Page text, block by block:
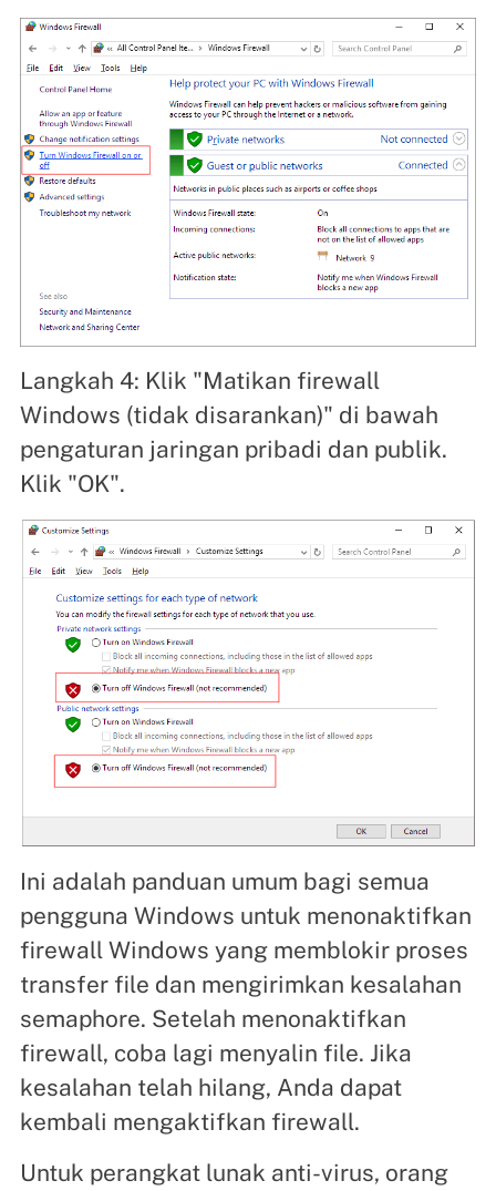
Langkah 4: Klik "Matikan firewall
Windows (tidak disarankan)" di bawah
pengaturan jaringan pribadi dan publik.
Klik "OK".
Ini adalah panduan umum bagi semua
pengguna Windows untuk menonaktifkan
firewall Windows yang memblokir proses
transfer file dan mengirimkan kesalahan
semaphore. Setelah menonaktifkan
firewall, coba lagi menyalin file. Jika
kesalahan telah hilang, Anda dapat
kembali mengaktifkan firewall.
Untuk perangkat lunak anti-virus, orang